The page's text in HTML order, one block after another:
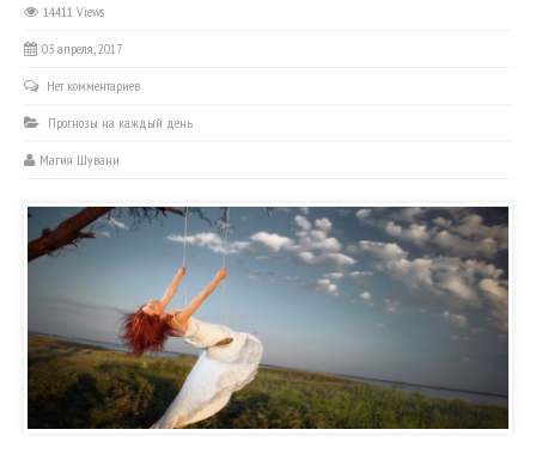
14411 Views
03 апреля, 2017
Нет комментариев
Прогнозы на каждый день
Магия Шувани